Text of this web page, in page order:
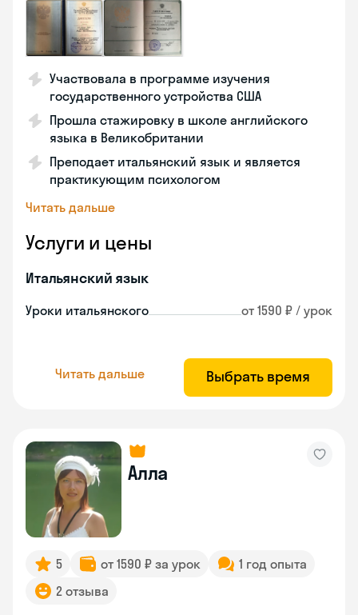
Участвовала в программе изучения
государственного устройства США
Прошла стажировку в школе английского
языка в Великобритании
Преподает итальянский язык и является
практикующим психологом
Читать дальше
Услуги и цены
Итальянский язык
Уроки итальянского от 1590 ₽ / урок
Читать дальше Выбрать время
Алла
5 от 1590 ₽ за урок
1 год опыта
2 отзыва